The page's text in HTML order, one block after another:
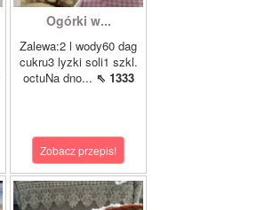
Ogórki w...
Zalewa:2 l wody60 dag
cukru3 lyzki soli1 szkl.
octuNa dno... ⇖ 1333
Zobacz przepis!